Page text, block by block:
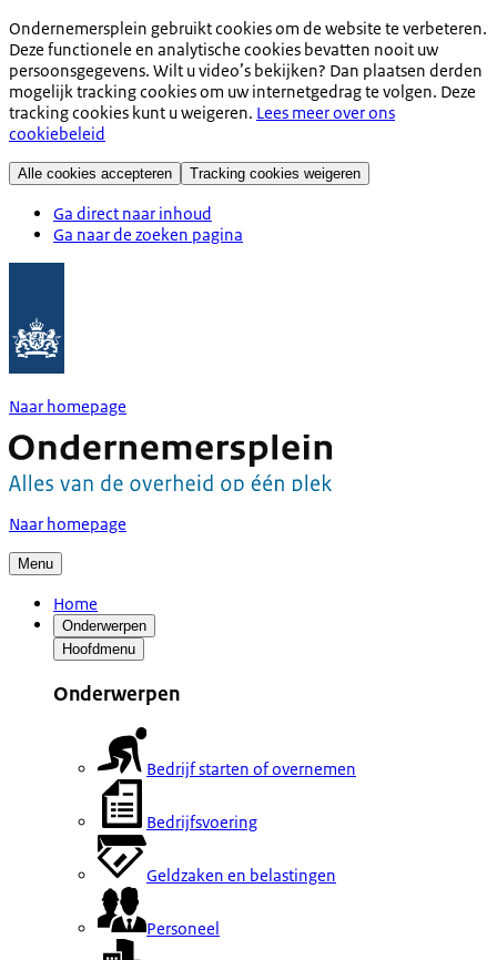
Ondernemersplein gebruikt cookies om de website te verbeteren.
Deze functionele en analytische cookies bevatten nooit uw
persoonsgegevens. Wilt u video’s bekijken? Dan plaatsen derden
mogelijk tracking cookies om uw internetgedrag te volgen. Deze
tracking cookies kunt u weigeren. Lees meer over ons
cookiebeleid
Alle cookies accepteren Tracking cookies weigeren
Ga direct naar inhoud
Ga naar de zoeken pagina
Naar homepage
Naar homepage
Menu
Home
Onderwerpen
Hoofdmenu
Onderwerpen
Bedrijf starten of overnemen
Bedrijfsvoering
Geldzaken en belastingen
Personeel